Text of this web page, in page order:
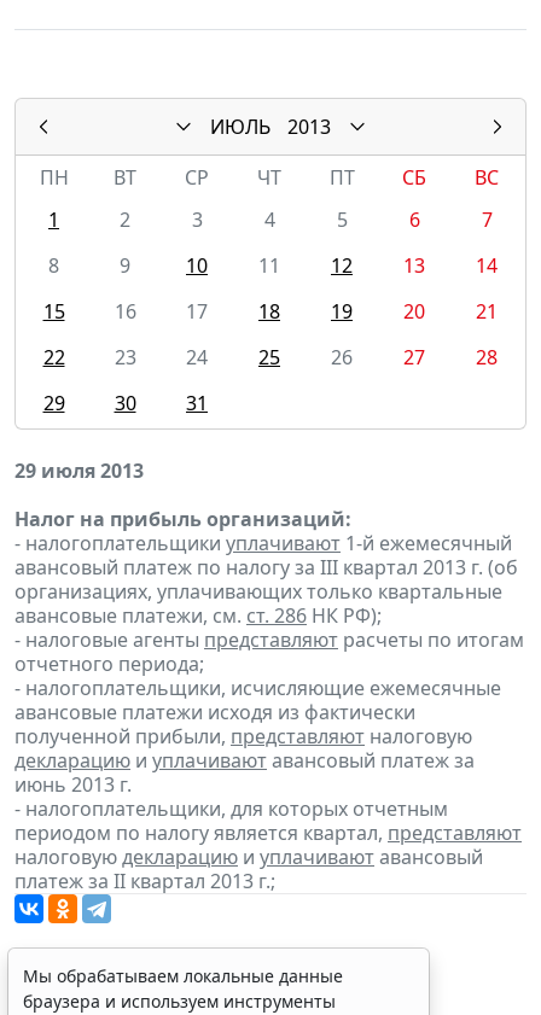
ИЮЛЬ
2013
ПН
ВТ СР ЧТ ПТ СБ
ВС
1
2 3 4 5 6
7
8
9 10 11 12 13
14
15
16 17 18 19 20
21
22
23 24 25 26 27
28
29
30 31
29 июля 2013
Налог на прибыль организаций:
- налогоплательщики уплачивают 1-й ежемесячный
авансовый платеж по налогу за III квартал 2013 г. (об
организациях, уплачивающих только квартальные
авансовые платежи, см. ст. 286 НК РФ);
- налоговые агенты представляют расчеты по итогам
отчетного периода;
- налогоплательщики, исчисляющие ежемесячные
авансовые платежи исходя из фактически
полученной прибыли, представляют налоговую
декларацию и уплачиваютавансовый платеж за
июнь 2013 г.
- налогоплательщики, для которых отчетным
периодом по налогу является квартал, представляют
налоговуюдекларацию и уплачиваютавансовый
платеж за II квартал 2013 г.;
Мы обрабатываем локальные данные
браузера и используем инструменты